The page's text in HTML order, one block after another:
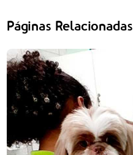
Páginas Relacionadas